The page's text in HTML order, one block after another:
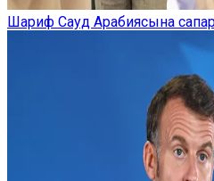
Шариф Сауд Арабиясына